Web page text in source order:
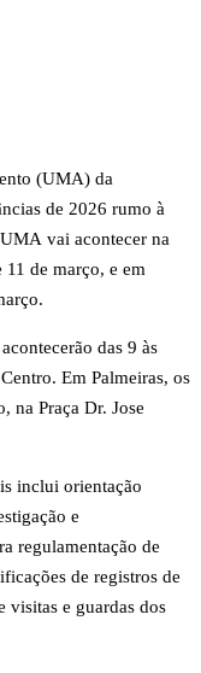
(UMA) da
de 2026 rumo à
vai acontecer na
de março, e em
das 9 às
Em Palmeiras, os
na Praça Dr. Jose
inclui orientação
e
regulamentação de
de registros de
visitas e guardas dos